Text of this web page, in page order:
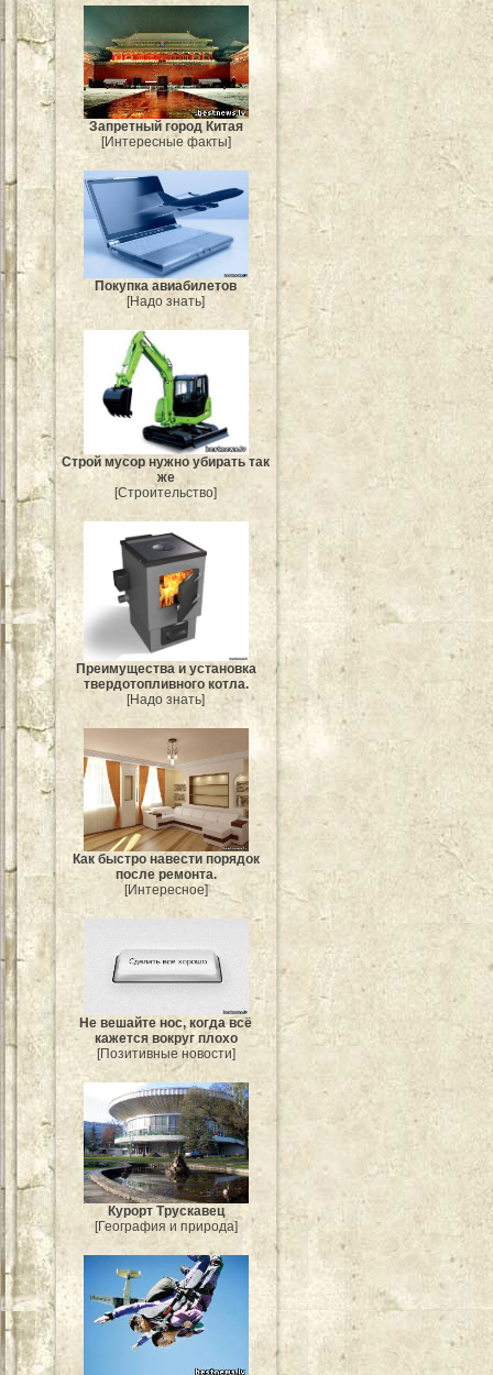
Запретный город Китая
[Интересные факты]
Покупка авиабилетов
[Надо знать]
Строй мусор нужно убирать так
же
[Строительство]
Преимущества и установка
твердотопливного котла.
[Надо знать]
Как быстро навести порядок
после ремонта.
[Интересное]
Не вешайте нос, когда всё
кажется вокруг плохо
[Позитивные новости]
Курорт Трускавец
[География и природа]